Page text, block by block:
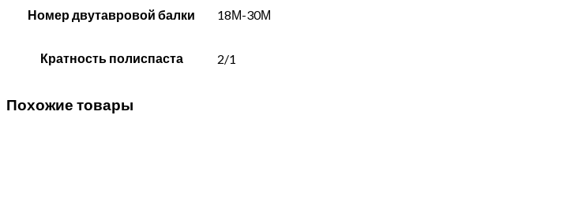
Номер двутавровой балки 18М-30М
Кратность полиспаста 2/1
Похожие товары